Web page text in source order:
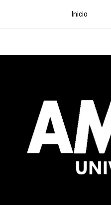
Inicio